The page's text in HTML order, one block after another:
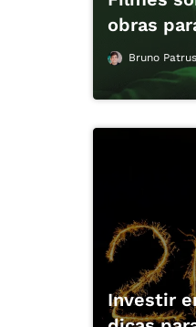
obras
Bruno Patrus
Investir